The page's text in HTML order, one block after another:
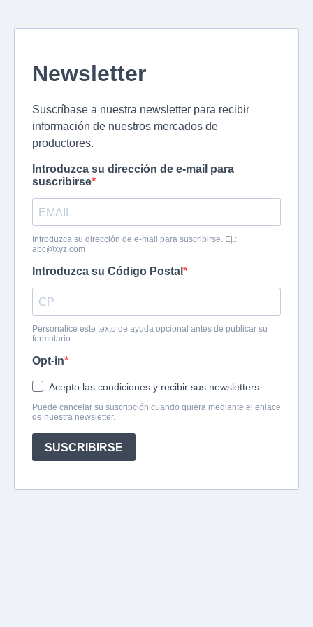
Newsletter
Suscríbase a nuestra newsletter para recibir
información de nuestros mercados de
productores.
Introduzca su dirección de e-mail para
suscribirse
Introduzca su dirección de e-mail para suscribirse. Ej.:
abc@xyz.com
Introduzca su Código Postal
Personalice este texto de ayuda opcional antes de publicar su
formulario.
Opt-in
Acepto las condiciones y recibir sus newsletters.
Puede cancelar su suscripción cuando quiera mediante el enlace
de nuestra newsletter.
SUSCRIBIRSE